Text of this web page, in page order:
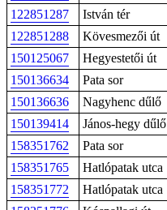
122851287
István tér
122851288
Kövesmezői út
150125067
Hegyestetői út
150136634
Pata sor
150136636
Nagyhenc dűlő
150139414
János-hegy dűlő
158351762
Pata sor
158351765
Hatlópatak utca
158351772
Hatlópatak utca